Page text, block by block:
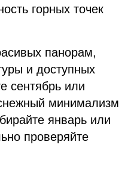
горных точек
панорам,
и доступных
сентябрь или
минимализм
январь или
проверяйте